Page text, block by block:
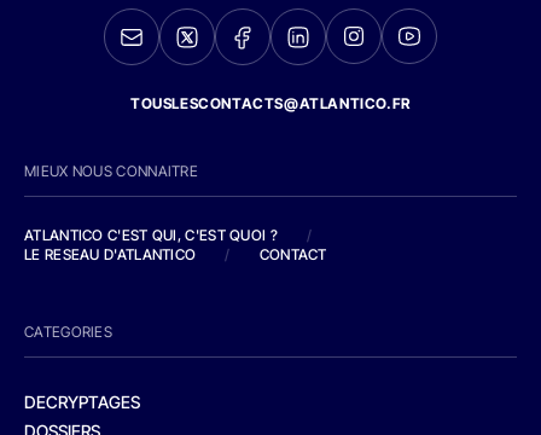
TOUSLESCONTACTS@ATLANTICO.FR
MIEUX NOUS CONNAITRE
ATLANTICO C'EST QUI, C'EST QUOI ?
/
LE RESEAU D'ATLANTICO
/ CONTACT
CATEGORIES
DECRYPTAGES
DOSSIERS